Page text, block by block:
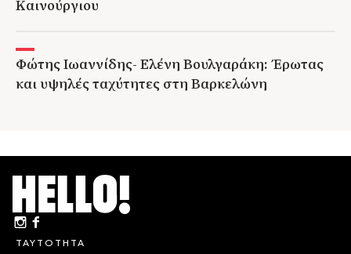
Καινούργιου
Φώτης Ιωαννίδης- Ελένη Βουλγαράκη: Έρωτας
και υψηλές ταχύτητες στη Βαρκελώνη
ΤΑΥΤΟΤΗΤΑ